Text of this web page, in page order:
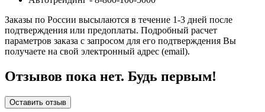
Заказы по России высылаются в течение 1-3 дней после
подтверждения или предоплаты. Подробный расчет
параметров заказа с запросом для его подтверждения Вы
получаете на свой электронный адрес (email).
Отзывов пока нет. Будь первым!
Оставить отзыв